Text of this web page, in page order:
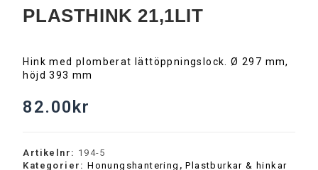
PLASTHINK 21,1LIT
Hink med plomberat lättöppningslock. Ø 297 mm,
höjd 393 mm
82.00 kr
Artikelnr: 194-5
Kategorier:Honungshantering ,Plastburkar & hinkar